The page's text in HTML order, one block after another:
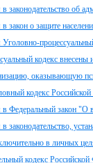
законодательство об
закон о защите
кодекс
оказывающую
кодекс
Федеральный закон "О
законодательство,
в личных
кодекс Российской